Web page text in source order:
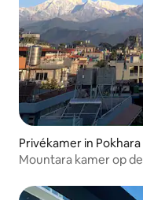
Privékamer in Pokhara
Mountara kamer op